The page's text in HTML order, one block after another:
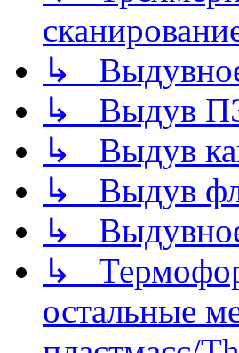
↳
↳ Выдув
↳ Выдув
↳ Выдув
↳
↳
остальные